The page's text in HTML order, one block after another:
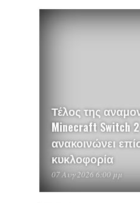
Τέλος της
Minecraft Switch
ανακοινώνει
κυκλοφορία
07 Αυγ 2026 6:00 μμ